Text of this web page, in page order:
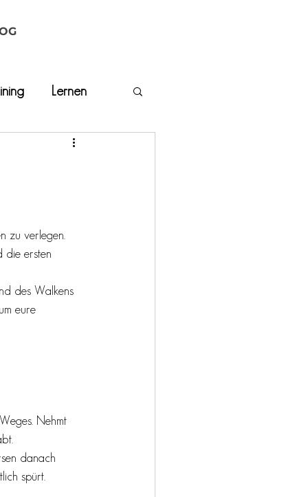
Lernen
zu verlegen.
die ersten
des Walkens
eure
Nehmt
danach
spürt.